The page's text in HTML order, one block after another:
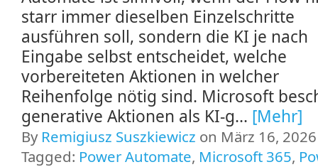
starr immer dieselben Einzelschritte
ausführen soll, sondern die KI je nach
Eingabe selbst entscheidet, welche
vorbereiteten Aktionen in welcher
Reihenfolge nötig sind. Microsoft
generative Aktionen als KI-g... [Mehr]
By Remigiusz Suszkiewicz on März 16,
Tagged: Power Automate, Microsoft 365,